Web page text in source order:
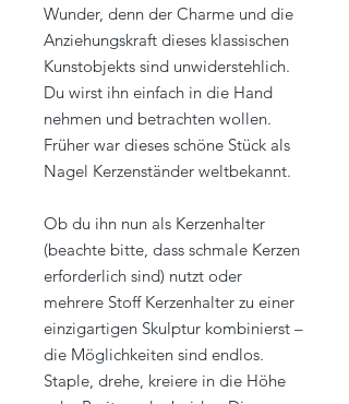
Wunder, denn der Charme und die
Anziehungskraft dieses klassischen
Kunstobjekts sind unwiderstehlich.
Du wirst ihn einfach in die Hand
nehmen und betrachten wollen.
Früher war dieses schöne Stück als
Nagel Kerzenständer weltbekannt.
Ob du ihn nun als Kerzenhalter
(beachte bitte, dass schmale Kerzen
erforderlich sind) nutzt oder
mehrere Stoff Kerzenhalter zu einer
einzigartigen Skulptur kombinierst –
die Möglichkeiten sind endlos.
Staple, drehe, kreiere in die Höhe